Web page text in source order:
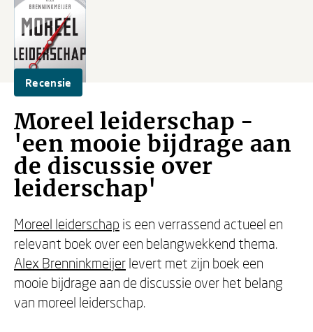
Recensie
Moreel leiderschap -
'een mooie bijdrage aan
de discussie over
leiderschap'
Moreel leiderschap is een verrassend actueel en
relevant boek over een belangwekkend thema.
Alex Brenninkmeijer levert met zijn boek een
mooie bijdrage aan de discussie over het belang
van moreel leiderschap.